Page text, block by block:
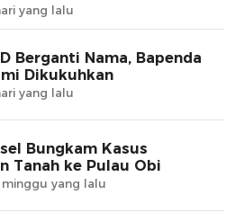
yang lalu
Berganti Nama, Bapenda
Dikukuhkan
yang lalu
Tanah ke Pulau Obi
minggu yang lalu